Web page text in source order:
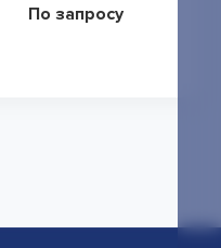
По запросу